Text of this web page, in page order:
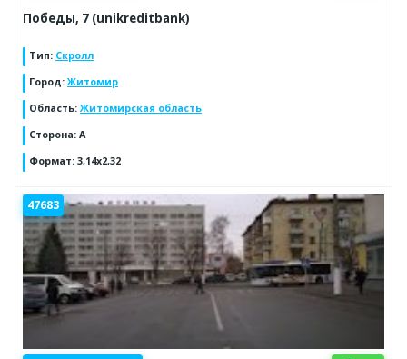
Победы, 7 (unikreditbank)
Тип: Скролл
Город: Житомир
Область: Житомирская область
Сторона: A
Формат: 3,14x2,32
47683